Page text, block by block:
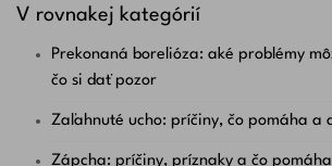
V rovnakej kategórií
Prekonaná borelióza: aké problémy
čo si dať pozor
Zaľahnuté ucho: príčiny, čo pomáha a
Zápcha: príčiny, príznaky a čo